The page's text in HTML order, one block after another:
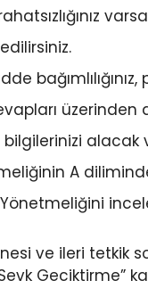
bağımlılığınız,
bilgilerinizi
A
ve ileri tetkik
Geciktirme”